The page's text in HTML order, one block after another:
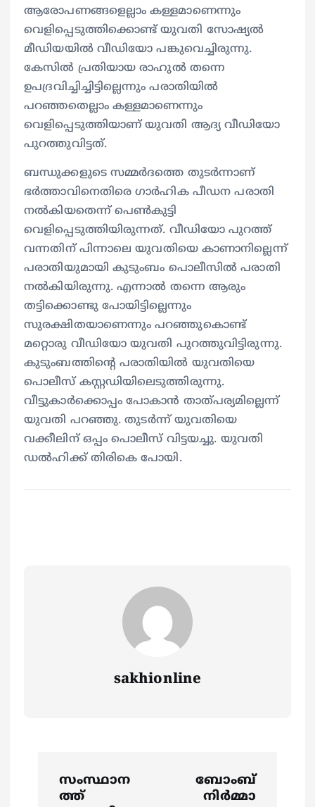
ആരോപണങ്ങളെല്ലാം കള്ളമാണെന്നും
വെളിപ്പെടുത്തിക്കൊണ്ട് യുവതി സോഷ്യൽ
മീഡിയയിൽ വീഡിയോ പങ്കുവെച്ചിരുന്നു.
കേസിൽ പ്രതിയായ രാഹുൽ തന്നെ
ഉപദ്രവിച്ചിച്ചിട്ടില്ലെന്നും പരാതിയിൽ
പറഞ്ഞതെല്ലാം കള്ളമാണെന്നും
വെളിപ്പെടുത്തിയാണ് യുവതി ആദ്യ വീഡിയോ
പുറത്തുവിട്ടത്.
ബന്ധുക്കളുടെ സമ്മർദത്തെ തുടർന്നാണ്
ഭർത്താവിനെതിരെ ഗാർഹിക പീഡന പരാതി
നൽകിയതെന്ന് പെൺകുട്ടി
വെളിപ്പെടുത്തിയിരുന്നത്. വീഡിയോ പുറത്ത്
വന്നതിന് പിന്നാലെ യുവതിയെ കാണാനില്ലെന്ന്
പരാതിയുമായി കുടുംബം പൊലീസിൽ പരാതി
നൽകിയിരുന്നു. എന്നാൽ തന്നെ ആരും
തട്ടിക്കൊണ്ടു പോയിട്ടില്ലെന്നും
സുരക്ഷിതയാണെന്നും പറഞ്ഞുകൊണ്ട്
മറ്റൊരു വീഡിയോ യുവതി പുറത്തുവിട്ടിരുന്നു.
കുടുംബത്തിന്റെ പരാതിയിൽ യുവതിയെ
പൊലീസ് കസ്റ്റഡിയിലെടുത്തിരുന്നു.
വീട്ടുകാർക്കൊപ്പം പോകാൻ താത്പര്യമില്ലെന്ന്
യുവതി പറഞ്ഞു. തുടർന്ന് യുവതിയെ
വക്കീലിന് ഒപ്പം പൊലീസ് വിട്ടയച്ചു. യുവതി
ഡൽഹിക്ക് തിരികെ പോയി.
sakhionline
സംസ്ഥാന
ത്ത്
ബോംബ്
നിർമ്മാ